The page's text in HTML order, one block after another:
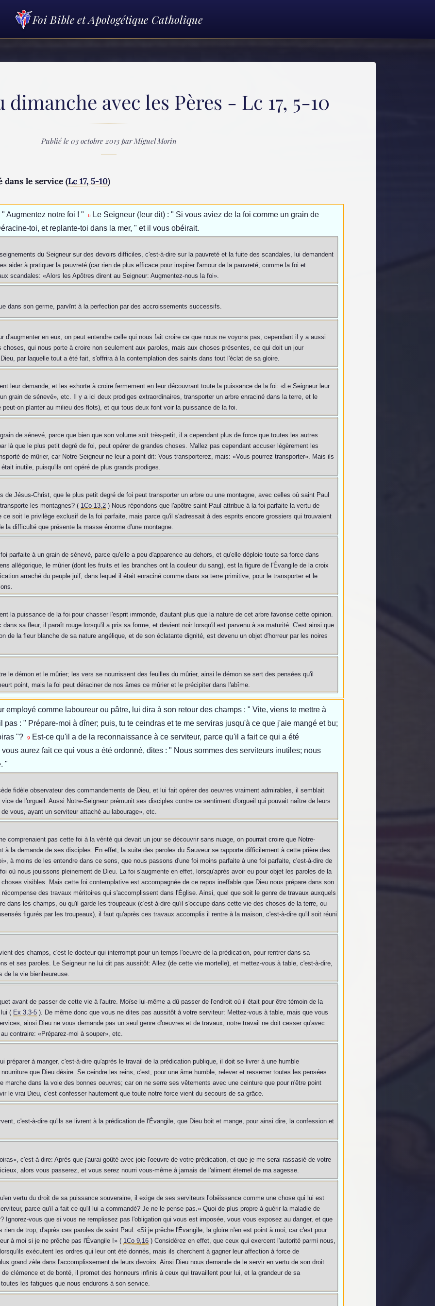
Foi Bible et Apologétique Catholique
avec les Pères - Lc 17, 5-10
Publié le 03 octobre 2013 par Miguel Morin
le service (Lc 17, 5-10)
Augmentez notre foi ! " 6
Le Seigneur (leur dit) : " Si vous aviez de la foi comme un grain de
toi, et replante-toi dans la mer, " et il vous obéirait.
du Seigneur sur des devoirs difficiles, c'est-à-dire sur la pauvreté et la fuite des scandales, lui demandent
aider à pratiquer la pauvreté (car rien de plus efficace pour inspirer l'amour de la pauvreté, comme la foi et
scandales: «Alors les Apôtres dirent au Seigneur: Augmentez-nous la foi».
dans son germe, parvînt à la perfection par des accroissements successifs.
d'augmenter en eux, on peut entendre celle qui nous fait croire ce que nous ne voyons pas; cependant il y a aussi
choses, qui nous porte à croire non seulement aux paroles, mais aux choses présentes, ce qui doit un jour
par laquelle tout a été fait, s'offrira à la contemplation des saints dans tout l'éclat de sa gloire.
leur demande, et les exhorte à croire fermement en leur découvrant toute la puissance de la foi: «Le Seigneur leur
grain de sénevé», etc. Il y a ici deux prodiges extraordinaires, transporter un arbre enraciné dans la terre, et le
peut-on planter au milieu des flots), et qui tous deux font voir la puissance de la foi.
de sénevé, parce que bien que son volume soit très-petit, il a cependant plus de force que toutes les autres
là que le plus petit degré de foi, peut opérer de grandes choses. N'allez pas cependant accuser légèrement les
de mûrier, car Notre-Seigneur ne leur a point dit: Vous transporterez, mais: «Vous pourrez transporter». Mais ils
inutile, puisqu'ils ont opéré de plus grands prodiges.
de Jésus-Christ, que le plus petit degré de foi peut transporter un arbre ou une montagne, avec celles où saint Paul
les montagnes? ( 1Co 13,2 ) Nous répondons que l'apôtre saint Paul attribue à la foi parfaite la vertu de
ce soit le privilège exclusif de la foi parfaite, mais parce qu'il s'adressait à des esprits encore grossiers qui trouvaient
la difficulté que présente la masse énorme d'une montagne.
parfaite à un grain de sénevé, parce qu'elle a peu d'apparence au dehors, et qu'elle déploie toute sa force dans
allégorique, le mûrier (dont les fruits et les branches ont la couleur du sang), est la figure de l'Évangile de la croix
arraché du peuple juif, dans lequel il était enraciné comme dans sa terre primitive, pour le transporter et le
la puissance de la foi pour chasser l'esprit immonde, d'autant plus que la nature de cet arbre favorise cette opinion.
sa fleur, il paraît rouge lorsqu'il a pris sa forme, et devient noir lorsqu'il est parvenu à sa maturité. C'est ainsi que
de la fleur blanche de sa nature angélique, et de son éclatante dignité, est devenu un objet d'horreur par les noires
le démon et le mûrier; les vers se nourrissent des feuilles du mûrier, ainsi le démon se sert des pensées qu'il
point, mais la foi peut déraciner de nos âmes ce mûrier et le précipiter dans l'abîme.
employé comme laboureur ou pâtre, lui dira à son retour des champs : " Vite, viens te mettre à
pas : " Prépare-moi à dîner; puis, tu te ceindras et te me serviras jusqu'à ce que j'aie mangé et bu;
"?
9
Est-ce qu'il a de la reconnaissance à ce serviteur, parce qu'il a fait ce qui a été
aurez fait ce qui vous a été ordonné, dites : " Nous sommes des serviteurs inutiles; nous
"
fidèle observateur des commandements de Dieu, et lui fait opérer des oeuvres vraiment admirables, il semblait
de l'orgueil. Aussi Notre-Seigneur prémunit ses disciples contre ce sentiment d'orgueil qui pouvait naître de leurs
vous, ayant un serviteur attaché au labourage», etc.
comprenaient pas cette foi à la vérité qui devait un jour se découvrir sans nuage, on pourrait croire que Notre-
à la demande de ses disciples. En effet, la suite des paroles du Sauveur se rapporte difficilement à cette prière des
à moins de les entendre dans ce sens, que nous passons d'une foi moins parfaite à une foi parfaite, c'est-à-dire de
où nous jouissons pleinement de Dieu. La foi s'augmente en effet, lorsqu'après avoir eu pour objet les paroles de la
visibles. Mais cette foi contemplative est accompagnée de ce repos ineffable que Dieu nous prépare dans son
des travaux méritoires qui s'accomplissent dans l'Église. Ainsi, quel que soit le genre de travaux auxquels
dans les champs, ou qu'il garde les troupeaux (c'est-à-dire qu'il s'occupe dans cette vie des choses de la terre, ou
figurés par les troupeaux), il faut qu'après ces travaux accomplis il rentre à la maison, c'est-à-dire qu'il soit réuni
des champs, c'est le docteur qui interrompt pour un temps l'oeuvre de la prédication, pour rentrer dans sa
et ses paroles. Le Seigneur ne lui dit pas aussitôt: Allez (de cette vie mortelle), et mettez-vous à table, c'est-à-dire,
de la vie bienheureuse.
avant de passer de cette vie à l'autre. Moïse lui-même a dû passer de l'endroit où il était pour être témoin de la
( Ex 3,3-5 ). De même donc que vous ne dites pas aussitôt à votre serviteur: Mettez-vous à table, mais que vous
ainsi Dieu ne vous demande pas un seul genre d'oeuvres et de travaux, notre travail ne doit cesser qu'avec
contraire: «Préparez-moi à souper», etc.
préparer à manger, c'est-à-dire qu'après le travail de la prédication publique, il doit se livrer à une humble
que Dieu désire. Se ceindre les reins, c'est, pour une âme humble, relever et resserrer toutes les pensées
marche dans la voie des bonnes oeuvres; car on ne serre ses vêtements avec une ceinture que pour n'être point
le vrai Dieu, c'est confesser hautement que toute notre force vient du secours de sa grâce.
c'est-à-dire qu'ils se livrent à la prédication de l'Évangile, que Dieu boit et mange, pour ainsi dire, la confession et
c'est-à-dire: Après que j'aurai goûté avec joie l'oeuvre de votre prédication, et que je me serai rassasié de votre
alors vous passerez, et vous serez nourri vous-même à jamais de l'aliment éternel de ma sagesse.
vertu du droit de sa puissance souveraine, il exige de ses serviteurs l'obéissance comme une chose qui lui est
parce qu'il a fait ce qu'il lui a commandé? Je ne le pense pas.» Quoi de plus propre à guérir la maladie de
Ignorez-vous que si vous ne remplissez pas l'obligation qui vous est imposée, vous vous exposez au danger, et que
de trop, d'après ces paroles de saint Paul: «Si je prêche l'Évangile, la gloire n'en est point à moi, car c'est pour
à moi si je ne prêche pas l'Évangile !» ( 1Co 9,16 ) Considérez en effet, que ceux qui exercent l'autorité parmi nous,
exécutent les ordres qui leur ont été donnés, mais ils cherchent à gagner leur affection à force de
grand zèle dans l'accomplissement de leurs devoirs. Ainsi Dieu nous demande de le servir en vertu de son droit
clémence et de bonté, il promet des honneurs infinis à ceux qui travaillent pour lui, et la grandeur de sa
les fatigues que nous endurons à son service.